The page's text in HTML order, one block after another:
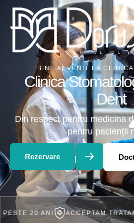
BINE AI VENIT LA
Clinica
Dent
Din respect pentru medicina
pentru pacienții
Rezervare
ANI ACCEPTAM TRATAMENT IN